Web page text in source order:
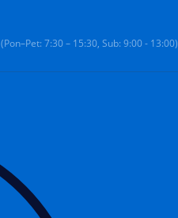
(Pon–Pet: 7:30 – 15:30, Sub: 9:00 - 13:00)